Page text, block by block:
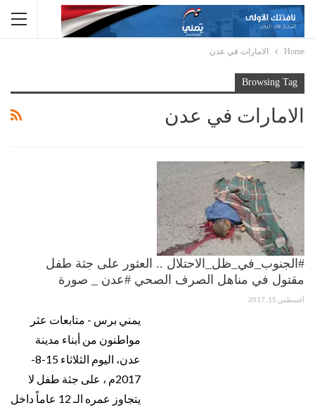
Home الامارات في عدن
Browsing Tag
الامارات في عدن
#الجنوب_في_ظل_الاحتلال .. العثور على جثة طفل
مقتول في مناهل الصرف الصحي #عدن _ صورة
أغسطس 15, 2017
يمني برس - متابعات عثر
مواطنون من أبناء مدينة
عدن، اليوم الثلاثاء 15-8-
2017م ، على جثة طفل لا
يتجاوز عمره الـ 12 عاماً داخل